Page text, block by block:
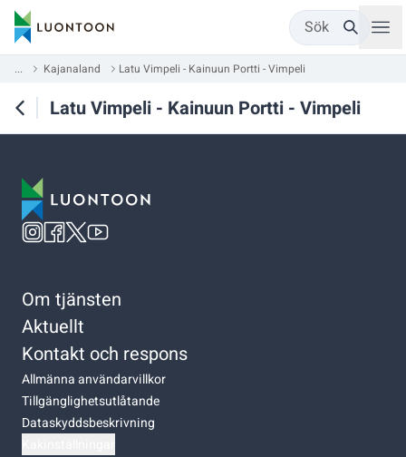
Sök
... Kajanaland Latu Vimpeli - Kainuun Portti - Vimpeli
Latu Vimpeli - Kainuun Portti - Vimpeli
Om tjänsten
Aktuellt
Kontakt och respons
Allmänna användarvillkor
Tillgänglighetsutlåtande
Dataskyddsbeskrivning